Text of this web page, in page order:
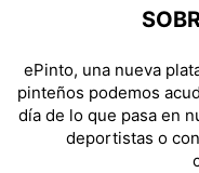
ePinto, una nueva
pinteños podemos
día de lo que pasa en
deportistas o